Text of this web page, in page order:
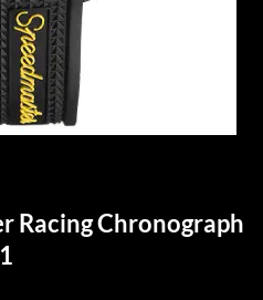
Racing Chronograph